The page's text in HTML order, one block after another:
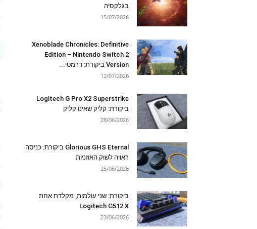
בגלקסיה
15/07/2026
Xenoblade Chronicles: Definitive
Edition – Nintendo Switch 2
Version ביקורת: דרמטי...
12/07/2026
Logitech G Pro X2 Superstrike
ביקורת: קליק שאינו קליק
28/06/2026
Glorious GHS Eternal ביקורת: כניסה
ראויה לשוק האוזניות
25/06/2026
ביקורת: שני עולמות, מקלדת אחת
Logitech G512 X
23/06/2026